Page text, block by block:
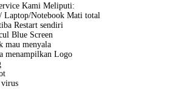
Kami Meliputi:
Notebook Mati total
Restart sendiri
Blue Screen
menyala
Logo